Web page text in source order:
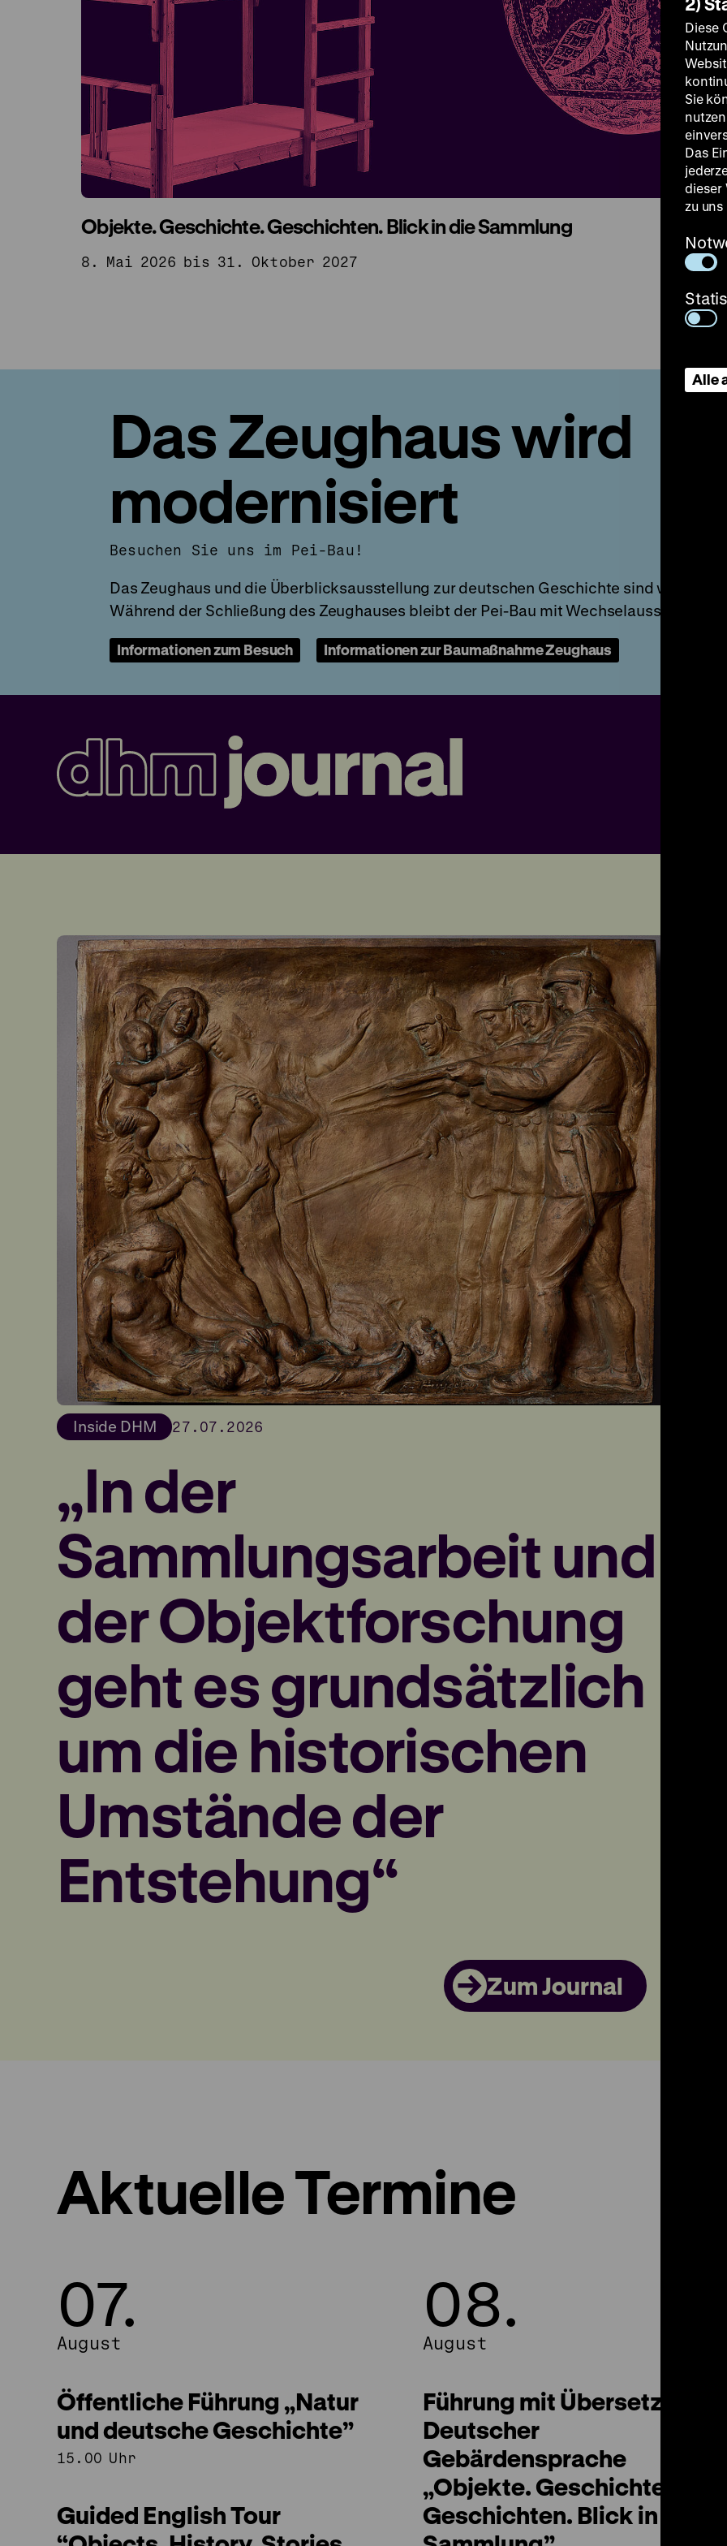
Objekte. Geschichte. Geschichten. Blick in die Sammlung
8. Mai 2026 bis 31. Oktober 2027
Das Zeughaus wird
modernisiert
Besuchen Sie uns im Pei-Bau!
Das Zeughaus und die Überblicksausstellung zur deutschen Geschichte sind wegen
Während der Schließung des Zeughauses bleibt der Pei-Bau mit
Informationen zum Besuch Informationen zur Baumaßnahme Zeughaus
DHM
Journal
Inside DHM 27.07.2026
„In der
Sammlungsarbeit und
der Objektforschung
geht es grundsätzlich
um die historischen
Umstände der
Entstehung“
Zum Journal
Aktuelle Termine
07.
August
07.
August
Öffentliche Führung „Natur
und deutsche Geschichte”
15.00 Uhr
Guided English Tour
08.
August
08.
August
Führung mit Übersetzung in
Deutscher
Gebärdensprache
„Objekte. Geschichte.
Geschichten. Blick in die
Diese
Sie
Das
dieser
zu uns
Alle